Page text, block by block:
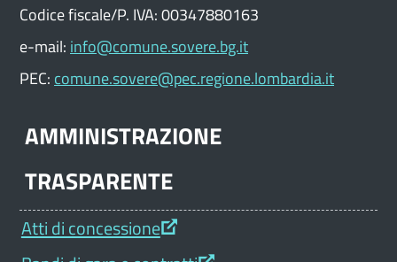
Codice fiscale/P. IVA: 00347880163
e-mail: info@comune.sovere.bg.it
PEC: comune.sovere@pec.regione.lombardia.it
AMMINISTRAZIONE
TRASPARENTE
Atti di concessione